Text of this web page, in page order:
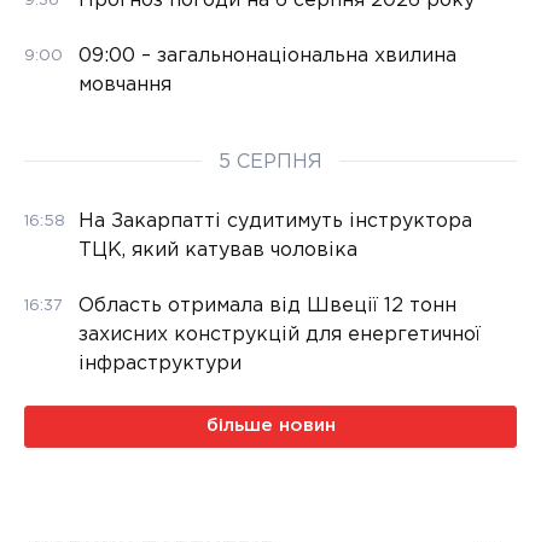
9:00
09:00 – загальнонаціональна хвилина
мовчання
5 СЕРПНЯ
16:58
На Закарпатті судитимуть інструктора
ТЦК, який катував чоловіка
16:37
Область отримала від Швеції 12 тонн
захисних конструкцій для енергетичної
інфраструктури
більше новин